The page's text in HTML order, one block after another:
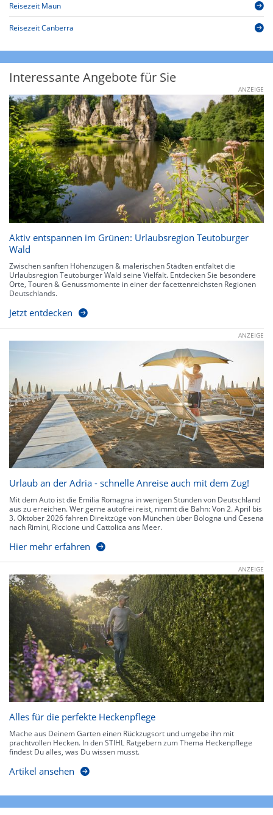
Reisezeit Maun
Reisezeit Canberra
Interessante Angebote für Sie
ANZEIGE
Aktiv entspannen im Grünen: Urlaubsregion Teutoburger
Wald
Zwischen sanften Höhenzügen & malerischen Städten entfaltet die
Urlaubsregion Teutoburger Wald seine Vielfalt. Entdecken Sie besondere
Orte, Touren & Genussmomente in einer der facettenreichsten Regionen
Deutschlands.
Jetzt entdecken
ANZEIGE
Urlaub an der Adria - schnelle Anreise auch mit dem Zug!
Mit dem Auto ist die Emilia Romagna in wenigen Stunden von Deutschland
aus zu erreichen. Wer gerne autofrei reist, nimmt die Bahn: Von 2. April bis
3. Oktober 2026 fahren Direktzüge von München über Bologna und Cesena
nach Rimini, Riccione und Cattolica ans Meer.
Hier mehr erfahren
ANZEIGE
Alles für die perfekte Heckenpflege
Mache aus Deinem Garten einen Rückzugsort und umgebe ihn mit
prachtvollen Hecken. In den STIHL Ratgebern zum Thema Heckenpflege
findest Du alles, was Du wissen musst.
Artikel ansehen